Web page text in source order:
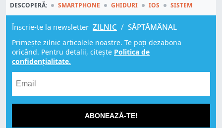
DESCOPERĂ: SMARTPHONE GHIDURI IOS SISTEM
Înscrie-te la newsletter ZILNIC / SĂPTĂMÂNAL
Primește zilnic articolele noastre. Te poți dezabona
oricând. Pentru detalii, citește Politica de
confidențialitate.
ABONEAZĂ-TE!